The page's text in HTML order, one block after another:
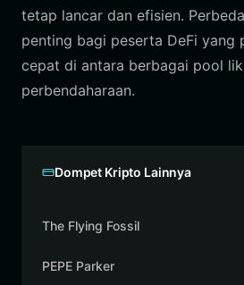
tetap lancar dan efisien.
penting bagi peserta DeFi yang
cepat di antara berbagai pool
perbendaharaan.
Dompet Kripto Lainnya
The Flying Fossil
PEPE Parker